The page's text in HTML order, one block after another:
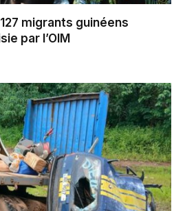
migrants guinéens
par l’OIM